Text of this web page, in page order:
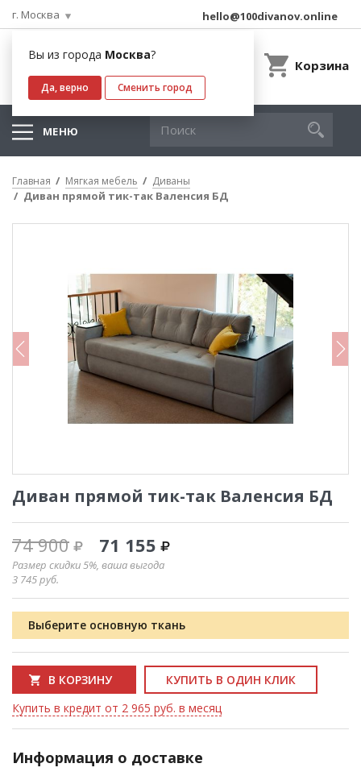
г. Москва
Вы из города Москва?
Да, верно Сменить город
hello@100divanov.online
Корзина
МЕНЮ
Главная Мягкая мебель Диваны
Диван прямой тик-так Валенсия БД
Диван прямой тик-так Валенсия БД
74 900 71 155
Размер скидки 5%, ваша выгода
3 745руб.
Выберите основную ткань
В КОРЗИНУ
КУПИТЬ В ОДИН КЛИК
Купить в кредит от 2 965 руб. в месяц
Информация о доставке